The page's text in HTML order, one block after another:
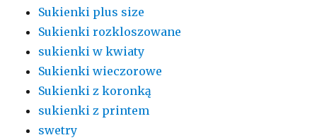
Sukienki plus size
Sukienki rozkloszowane
sukienki w kwiaty
Sukienki wieczorowe
Sukienki z koronką
sukienki z printem
swetry